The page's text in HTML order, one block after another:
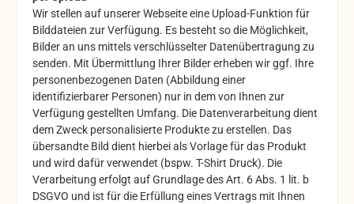
Wir stellen auf unserer Webseite eine Upload-Funktion für
Bilddateien zur Verfügung. Es besteht so die Möglichkeit,
Bilder an uns mittels verschlüsselter Datenübertragung zu
senden. Mit Übermittlung Ihrer Bilder erheben wir ggf. Ihre
personenbezogenen Daten (Abbildung einer
identifizierbarer Personen) nur in dem von Ihnen zur
Verfügung gestellten Umfang. Die Datenverarbeitung dient
dem Zweck personalisierte Produkte zu erstellen. Das
übersandte Bild dient hierbei als Vorlage für das Produkt
und wird dafür verwendet (bspw. T-Shirt Druck). Die
Verarbeitung erfolgt auf Grundlage des Art. 6 Abs. 1 lit. b
DSGVO und ist für die Erfüllung eines Vertrags mit Ihnen